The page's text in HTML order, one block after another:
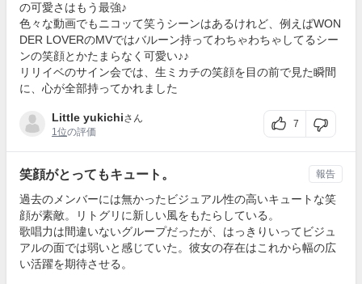
の可愛さはもう最強♪
色々な動画でもニコッて笑うシーンはあるけれど、例えばWON
DER LOVERのMVではバルーン持ってわちゃわちゃしてるシー
ンの笑顔とかたまらなく可愛い♪♪
リリイベのサイン会では、生ミカチの笑顔を目の前で見た瞬間
に、心が全部持ってかれました
Little yukichiさん
1位の評価
7
笑顔がとってもキュート。
過去のメンバーには無かったビジュアル性の高いキュートな笑
顔が素敵。リトグリに新しい風をもたらしている。
歌唱力は間違いないグループだったが、はっきりいってビジュ
アルの面では弱いと感じていた。彼女の存在はこれから幅の広
い活躍を期待させる。
報告